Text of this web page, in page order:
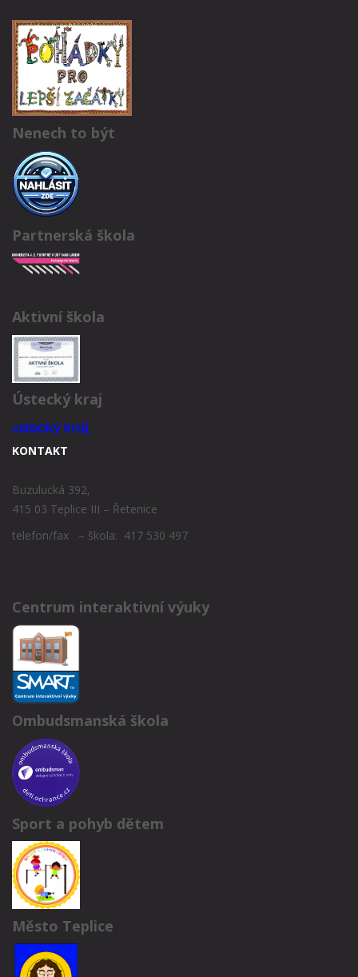
Nenech to být
Partnerská škola
Aktivní škola
Ústecký kraj
KONTAKT
Buzulucká 392,
415 03 Teplice III – Řetenice
telefon/fax – škola: 417 530 497
Centrum interaktivní výuky
Ombudsmanská škola
Sport a pohyb dětem
Město Teplice